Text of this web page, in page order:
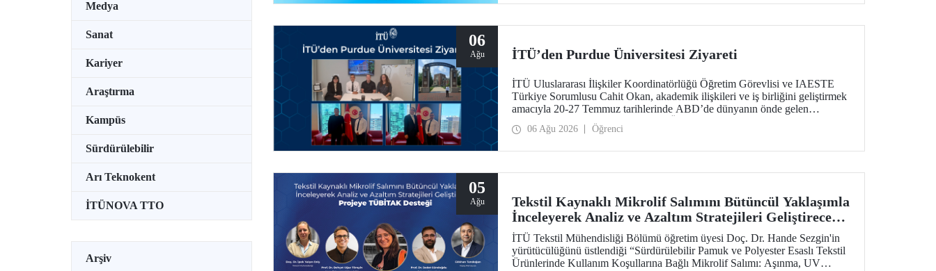
Medya
Sanat
Kariyer
Araştırma
Kampüs
Sürdürülebilir
Arı Teknokent
İTÜNOVA TTO
Arşiv
06
Ağu İTÜ’den Purdue Üniversitesi Ziyareti
İTÜ Uluslararası İlişkiler Koordinatörlüğü Öğretim Görevlisi ve IAESTE
Türkiye Sorumlusu Cahit Okan, akademik ilişkileri ve iş birliğini geliştirmek
amacıyla 20-27 Temmuz tarihlerinde ABD’de dünyanın önde gelen
araştırma üniversitelerinden Purdue Üniversitesi başta olmak üzere bir dizi
ziyarette bulundu.
06 Ağu 2026 Öğrenci
05
Ağu
Tekstil Kaynaklı Mikrolif Salımını Bütüncül Yaklaşımla
İnceleyerek Analiz ve Azaltım Stratejileri Geliştirecek
Projeye TÜBİTAK Desteği
İTÜ Tekstil Mühendisliği Bölümü öğretim üyesi Doç. Dr. Hande Sezgin'in
yürütücülüğünü üstlendiği “Sürdürülebilir Pamuk ve Polyester Esaslı Tekstil
Ürünlerinde Kullanım Koşullarına Bağlı Mikrolif Salımı: Aşınma, UV